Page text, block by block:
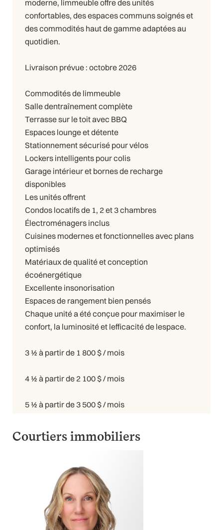
moderne, limmeuble offre des unités
confortables, des espaces communs soignés et
des commodités haut de gamme adaptées au
quotidien.
Livraison prévue : octobre 2026
Commodités de limmeuble
Salle dentraînement complète
Terrasse sur le toit avec BBQ
Espaces lounge et détente
Stationnement sécurisé pour vélos
Lockers intelligents pour colis
Garage intérieur et bornes de recharge
disponibles
Les unités offrent
Condos locatifs de 1, 2 et 3 chambres
Électroménagers inclus
Cuisines modernes et fonctionnelles avec plans
optimisés
Matériaux de qualité et conception
écoénergétique
Excellente insonorisation
Espaces de rangement bien pensés
Chaque unité a été conçue pour maximiser le
confort, la luminosité et lefficacité de lespace.
3 ½ à partir de 1 800 $ / mois
4 ½ à partir de 2 100 $ / mois
5 ½ à partir de 3 500 $ / mois
Courtiers immobiliers